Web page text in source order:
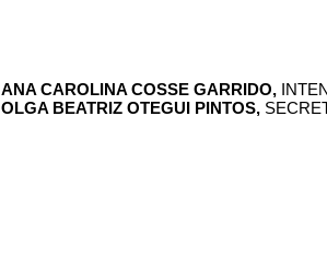
ANA CAROLINA COSSE GARRIDO,
OLGA BEATRIZ OTEGUI PINTOS,